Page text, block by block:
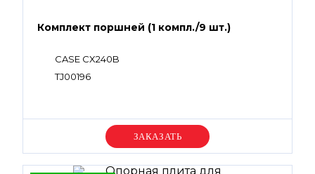
Комплект поршней (1 компл./9 шт.)
CASE CX240B
TJ00196
Уточняйте цену